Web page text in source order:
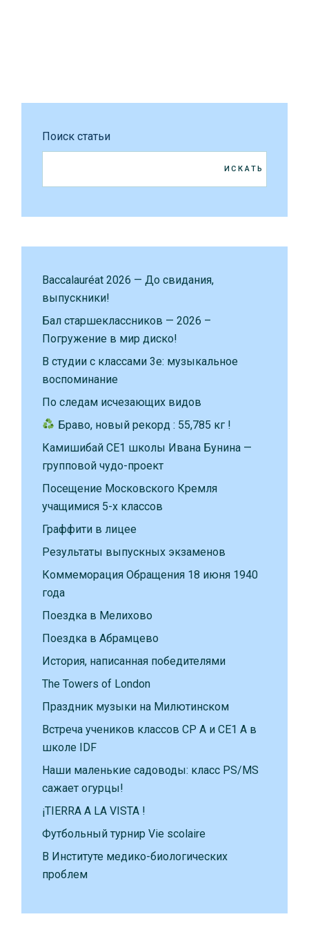
Поиск статьи
ИСКАТЬ
Baccalauréat 2026 — До свидания,
выпускники!
Бал старшеклассников — 2026 –
Погружение в мир диско!
В студии с классами 3е: музыкальное
воспоминание
По следам исчезающих видов
Браво, новый рекорд : 55,785 кг !
Камишибай CE1 школы Ивана Бунина —
групповой чудо-проект
Посещение Московского Кремля
учащимися 5-х классов
Граффити в лицее
Результаты выпускных экзаменов
Коммеморация Обращения 18 июня 1940
года
Поездка в Мелихово
Поездка в Абрамцево
История, написанная победителями
The Towers of London
Праздник музыки на Милютинском
Встреча учеников классов CP A и CE1 A в
школе IDF
Наши маленькие садоводы: класс PS/MS
сажает огурцы!
¡TIERRA A LA VISTA !
Футбольный турнир Vie scolaire
В Институте медико-биологических
проблем